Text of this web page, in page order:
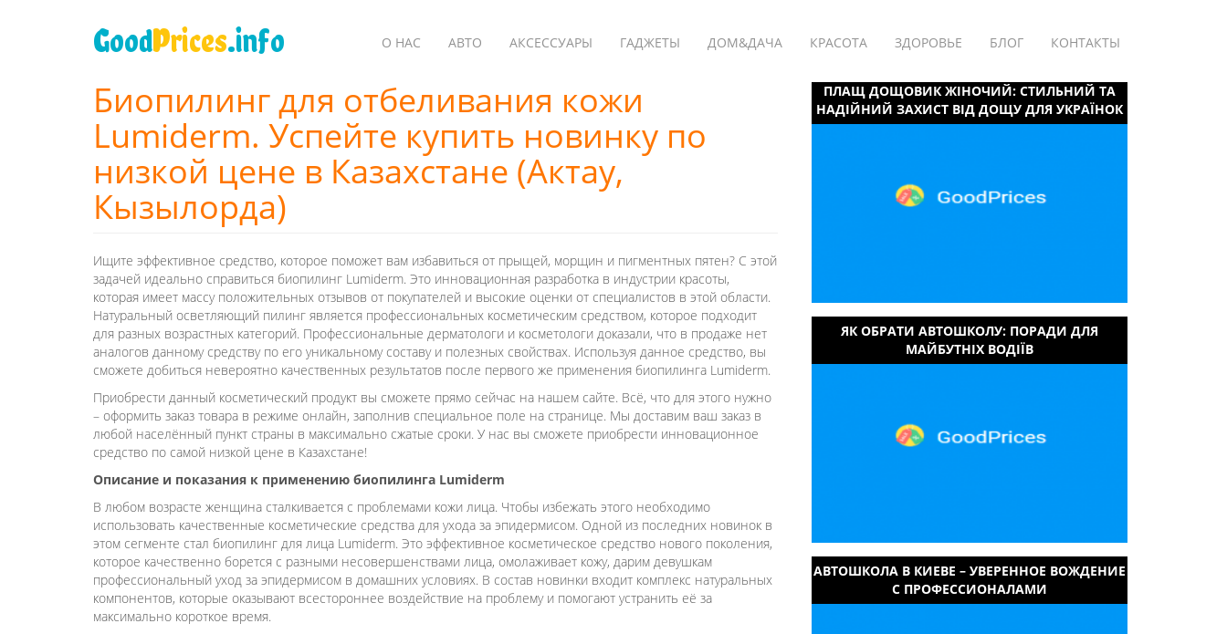
GoodPrices.info О НАС АВТО АКСЕССУАРЫ ГАДЖЕТЫ ДОМ&ДАЧА КРАСОТА ЗДОРОВЬЕ БЛОГ КОНТАКТЫ
Биопилинг для отбеливания кожи
Lumiderm. Успейте купить новинку по
низкой цене в Казахстане (Актау,
Кызылорда)
Ищите эффективное средство, которое поможет вам избавиться от прыщей, морщин и пигментных пятен? С этой
задачей идеально справиться биопилинг Lumiderm. Это инновационная разработка в индустрии красоты,
которая имеет массу положительных отзывов от покупателей и высокие оценки от специалистов в этой области.
Натуральный осветляющий пилинг является профессиональных косметическим средством, которое подходит
для разных возрастных категорий. Профессиональные дерматологи и косметологи доказали, что в продаже нет
аналогов данному средству по его уникальному составу и полезных свойствах. Используя данное средство, вы
сможете добиться невероятно качественных результатов после первого же применения биопилинга Lumiderm.
Приобрести данный косметический продукт вы сможете прямо сейчас на нашем сайте. Всё, что для этого нужно
– оформить заказ товара в режиме онлайн, заполнив специальное поле на странице. Мы доставим ваш заказ в
любой населённый пункт страны в максимально сжатые сроки. У нас вы сможете приобрести инновационное
средство по самой низкой цене в Казахстане!
Описание и показания к применению биопилинга Lumiderm
В любом возрасте женщина сталкивается с проблемами кожи лица. Чтобы избежать этого необходимо
использовать качественные косметические средства для ухода за эпидермисом. Одной из последних новинок в
этом сегменте стал биопилинг для лица Lumiderm. Это эффективное косметическое средство нового поколения,
которое качественно борется с разными несовершенствами лица, омолаживает кожу, дарим девушкам
профессиональный уход за эпидермисом в домашних условиях. В состав новинки входит комплекс натуральных
компонентов, которые оказывают всестороннее воздействие на проблему и помогают устранить её за
максимально короткое время.
ПЛАЩ ДОЩОВИК ЖІНОЧИЙ: СТИЛЬНИЙ ТА
НАДІЙНИЙ ЗАХИСТ ВІД ДОЩУ ДЛЯ УКРАЇНОК
ЯК ОБРАТИ АВТОШКОЛУ: ПОРАДИ ДЛЯ
МАЙБУТНІХ ВОДІЇВ
АВТОШКОЛА В КИЕВЕ – УВЕРЕННОЕ ВОЖДЕНИЕ
С ПРОФЕССИОНАЛАМИ